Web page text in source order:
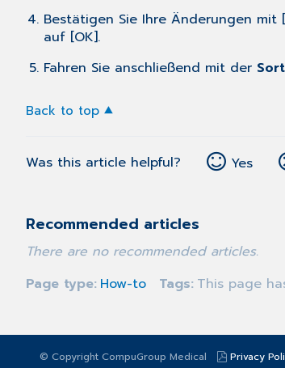
Bestätigen Sie Ihre Änderungen mit
auf [OK].
Fahren Sie anschließend mit der
Back to top
Was this article helpful? Yes
Recommended articles
There are no recommended articles.
Page type How-to Tags This page
© Copyright CompuGroup Medical Privacy